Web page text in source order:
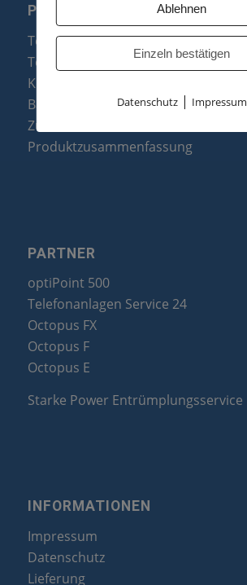
PRODUKTE
Telefonanlagen
Telefone
Konftel Konferenztelefone
Baugruppen
Zubehör & Ersatzteile
Produktzusammenfassung
PARTNER
optiPoint 500
Telefonanlagen Service 24
Octopus FX
Octopus F
Octopus E
Starke Power Entrümplungsservice
INFORMATIONEN
Impressum
Datenschutz
Lieferung
Ablehnen
Einzeln bestätigen
Datenschutz| Impressum